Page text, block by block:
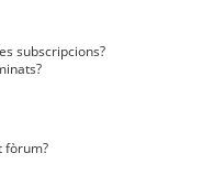
subscripcions?
fòrum?